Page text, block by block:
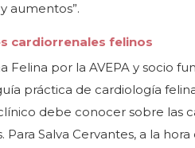
aumentos”.
cardiorrenales felinos
por la AVEPA y socio
práctica de cardiología
debe conocer sobre las
Salva Cervantes, a la